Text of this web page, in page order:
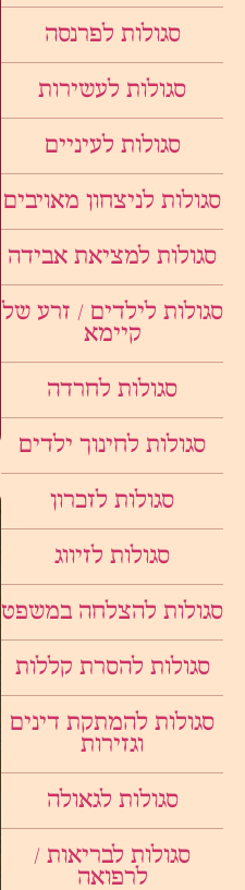
סגולות לפרנסה
סגולות לעשירות
סגולות לעיניים
סגולות לניצחון מאויבים
סגולות למציאת אבידה
סגולות לילדים / זרע של
קיימא
סגולות לחרדה
סגולות לחינוך ילדים
סגולות לזכרון
סגולות לזיווג
סגולות להצלחה במשפט
סגולות להסרת קללות
סגולות להמתקת דינים
וגזירות
סגולות לגאולה
סגולות לבריאות /
לרפואה